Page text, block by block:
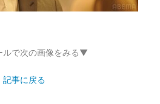
で次の画像をみる▼
記事に戻る